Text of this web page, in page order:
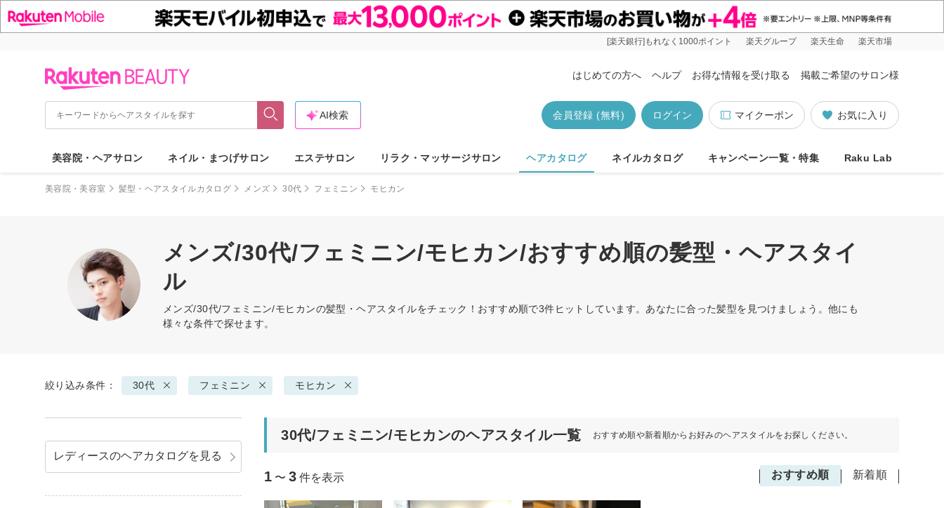
[楽天銀行]もれなく1000ポイント 楽天グループ 楽天生命 楽天市場
はじめての方へ ヘルプ お得な情報を受け取る 掲載ご希望のサロン様
お気に入り
マイクーポン
ログイン
会員登録 (無料)
AI検索
美容院・ヘアサロン ネイル・まつげサロン エステサロン リラク・マッサージサロン ヘアカタログ ネイルカタログ キャンペーン一覧・特集 Raku Lab
美容院・美容室 髪型・ヘアスタイルカタログ メンズ 30代 フェミニン モヒカン
メンズ/30代/フェミニン/モヒカン/おすすめ順の髪型・ヘアスタイ
ル
メンズ/30代/フェミニン/モヒカンの髪型・ヘアスタイルをチェック！おすすめ順で3件ヒットしています。あなたに合った髪型を見つけましょう。他にも
様々な条件で探せます。
絞り込み条件： 30代 フェミニン モヒカン
30代/フェミニン/モヒカンのヘアスタイル一覧 おすすめ順や新着順からお好みのヘアスタイルをお探しください。
おすすめ順 新着順
1 〜 3 件を表示
レディースのヘアカタログを見る